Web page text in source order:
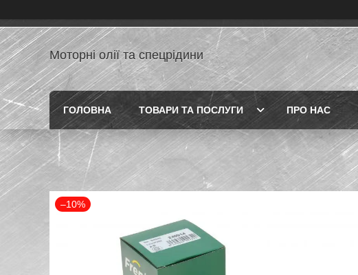
Моторні олії та спецрідини
ГОЛОВНА ТОВАРИ ТА ПОСЛУГИ ПРО НАС
–10%